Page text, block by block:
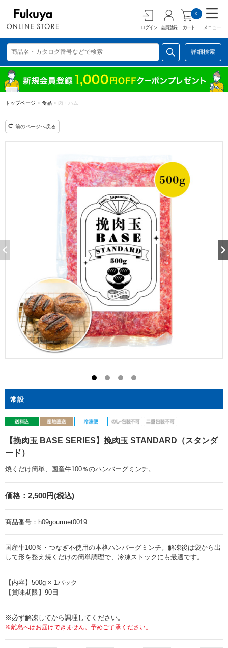
ログイン 会員登録 カート
0
メニュー
詳細検索
トップページ > 食品 > 肉・ハム
前のページへ戻る
常設
【挽肉玉 BASE SERIES】挽肉玉 STANDARD（スタンダ
ード）
焼くだけ簡単、国産牛100％のハンバーグミンチ。
価格： 2,500円(税込)
商品番号： h09gourmet0019
国産牛100％・つなぎ不使用の本格ハンバーグミンチ。解凍後は袋から出
して形を整え焼くだけの簡単調理で、冷凍ストックにも最適です。
【内容】500g × 1パック
【賞味期限】90日
※必ず解凍してから調理してください。
※離島へはお届けできません。予めご了承ください。